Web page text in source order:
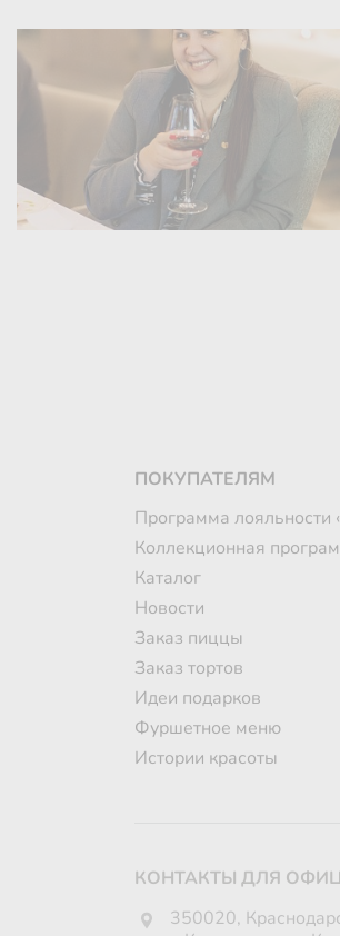
ПОКУПАТЕЛЯМ
Программа лояльности
Коллекционная
Каталог
Новости
Заказ пиццы
Заказ тортов
Идеи подарков
Фуршетное меню
Истории красоты
КОНТАКТЫ ДЛЯ
350020,